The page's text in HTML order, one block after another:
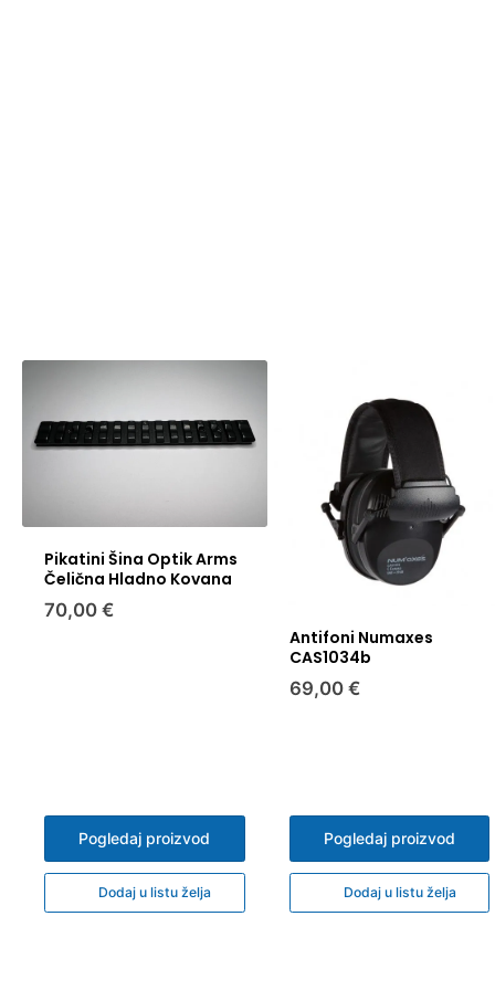
Pikatini Šina Optik Arms
Čelična Hladno Kovana
70,00 €
Pogledaj proizvod
Dodaj u listu želja
Antifoni Numaxes
CAS1034b
69,00 €
Pogledaj proizvod
Dodaj u listu želja